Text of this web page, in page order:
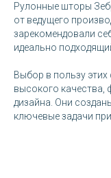
Рулонные шторы
от ведущего
зарекомендовали
идеально
Выбор в пользу
высокого качества,
дизайна. Они
ключевые задачи